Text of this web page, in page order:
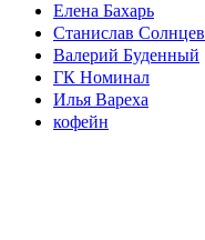
Елена Бахарь
Станислав Солнцев
Валерий Буденный
ГК Номинал
Илья Вареха
кофейн